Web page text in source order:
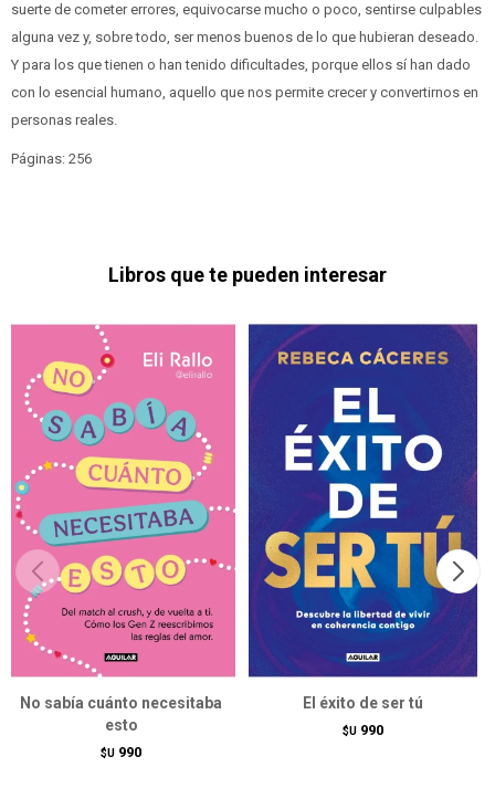
suerte de cometer errores, equivocarse mucho o poco, sentirse culpables
alguna vez y, sobre todo, ser menos buenos de lo que hubieran deseado.
Y para los que tienen o han tenido dificultades, porque ellos sí han dado
con lo esencial humano, aquello que nos permite crecer y convertirnos en
personas reales.
Páginas: 256
Libros que te pueden interesar
No sabía cuánto necesitaba
esto
$U 990
El éxito de ser tú
$U 990